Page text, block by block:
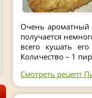
Очень ароматный
получается
всего кушать
Количество – 1
Смотреть рецепт